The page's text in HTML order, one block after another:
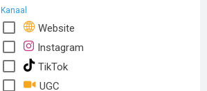
Kanaal
Website
Instagram
TikTok
UGC